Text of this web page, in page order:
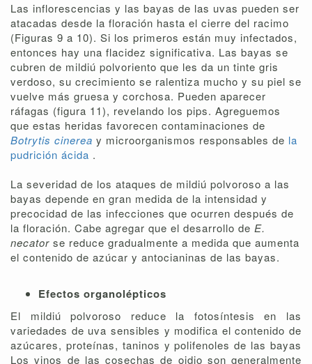
Las inflorescencias y las bayas de las uvas pueden ser
atacadas desde la floración hasta el cierre del racimo
(Figuras 9 a 10). Si los primeros están muy infectados,
entonces hay una flacidez significativa. Las bayas se
cubren de mildiú polvoriento que les da un tinte gris
verdoso, su crecimiento se ralentiza mucho y su piel se
vuelve más gruesa y corchosa. Pueden aparecer
ráfagas (figura 11), revelando los pips. Agreguemos
que estas heridas favorecen contaminaciones de
Botrytis cinerea y microorganismos responsables de la
pudrición ácida .
La severidad de los ataques de mildiú polvoroso a las
bayas depende en gran medida de la intensidad y
precocidad de las infecciones que ocurren después de
la floración. Cabe agregar que el desarrollo de E.
necator se reduce gradualmente a medida que aumenta
el contenido de azúcar y antocianinas de las bayas.
Efectos organolépticos
El mildiú polvoroso reduce la fotosíntesis en las
variedades de uva sensibles y modifica el contenido de
azúcares, proteínas, taninos y polifenoles de las bayas
Los vinos de las cosechas de oidio son generalmente